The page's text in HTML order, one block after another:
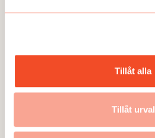
Tillåt alla
Tillåt urval
Utmattningssyndrom –